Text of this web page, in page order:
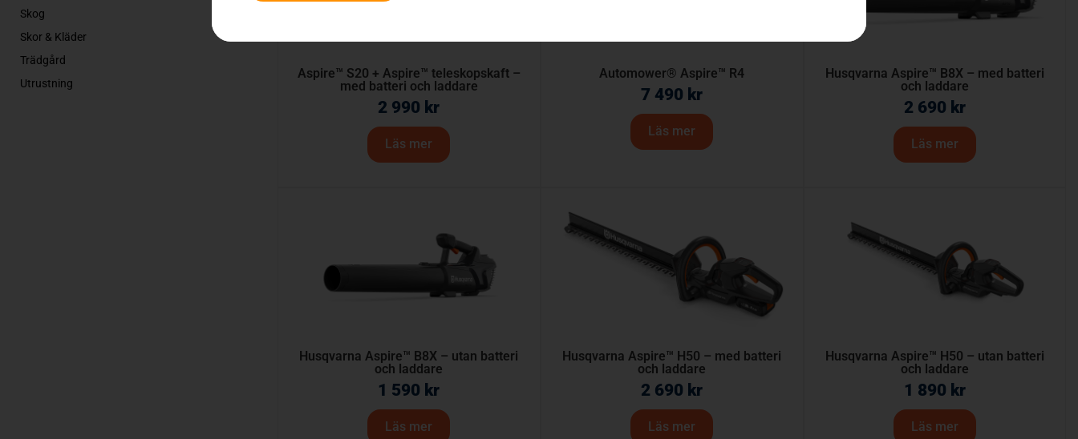
Skog
Skor & Kläder
Trädgård
Utrustning
Aspire™ S20 + Aspire™ teleskopskaft –
med batteri och laddare
2 990 kr
Läs mer
Automower® Aspire™ R4
7 490 kr
Läs mer
Husqvarna Aspire™ B8X – med batteri
och laddare
2 690 kr
Läs mer
Husqvarna Aspire™ B8X – utan batteri
och laddare
1 590 kr
Läs mer
Husqvarna Aspire™ H50 – med batteri
och laddare
2 690 kr
Läs mer
Husqvarna Aspire™ H50 – utan batteri
och laddare
1 890 kr
Läs mer